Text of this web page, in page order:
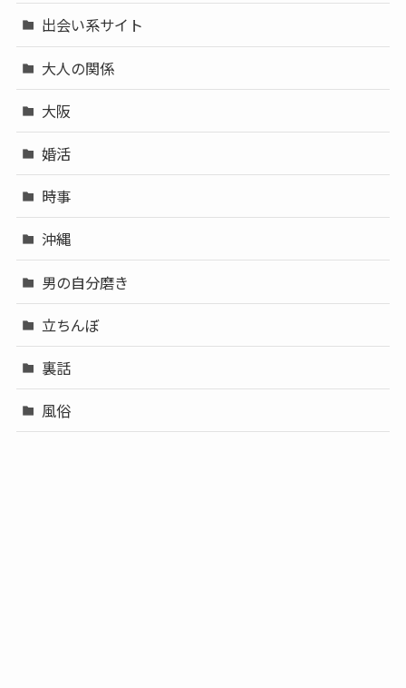
出会い系サイト
大人の関係
大阪
婚活
時事
沖縄
男の自分磨き
立ちんぼ
裏話
風俗